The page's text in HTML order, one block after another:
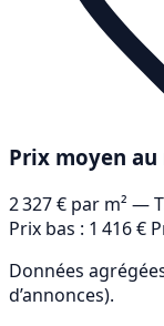
Prix moyen au
2 327 € par m² —
Prix bas : 1 416 €
Données
d’annonces).